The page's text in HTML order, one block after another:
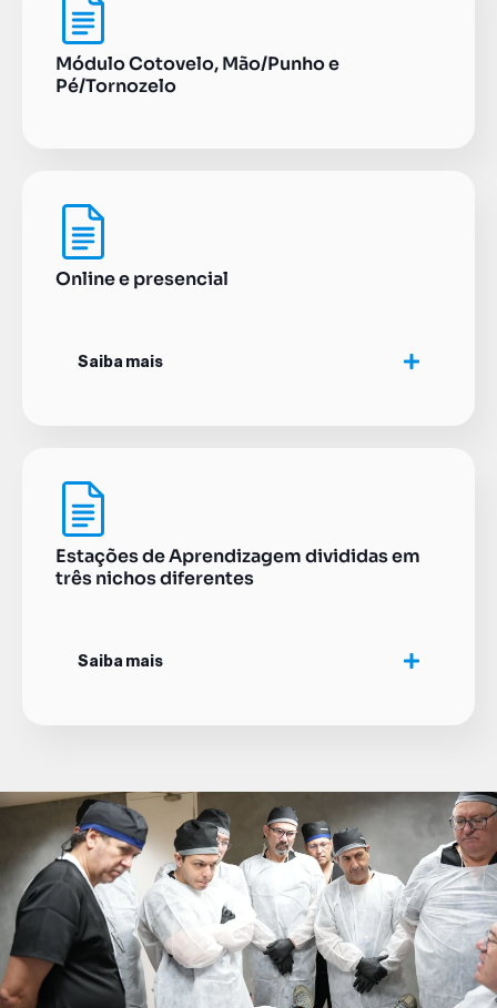
Módulo Cotovelo, Mão/Punho e
Pé/Tornozelo
Online e presencial
Saiba mais
Estações de Aprendizagem divididas em
três nichos diferentes
Saiba mais